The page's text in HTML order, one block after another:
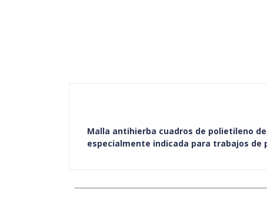
Malla antihierba cuadros de polietileno
especialmente indicada para trabajos